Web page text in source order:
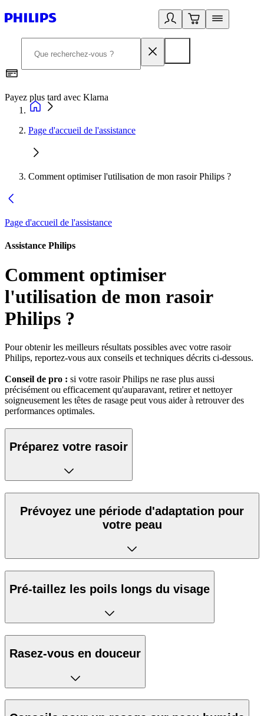
Payez plus tard avec Klarna
Page d'accueil de l'assistance
Comment optimiser l'utilisation de mon rasoir Philips ?
Page d'accueil de l'assistance
Assistance Philips
Comment optimiser
l'utilisation de mon rasoir
Philips ?
Pour obtenir les meilleurs résultats possibles avec votre rasoir
Philips, reportez-vous aux conseils et techniques décrits ci-dessous.
Conseil de pro : si votre rasoir Philips ne rase plus aussi
précisément ou efficacement qu'auparavant, retirer et nettoyer
soigneusement les têtes de rasage peut vous aider à retrouver des
performances optimales.
Préparez votre rasoir
Prévoyez une période d'adaptation pour
votre peau
Pré-taillez les poils longs du visage
Rasez-vous en douceur